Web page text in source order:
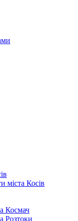
міста Косів
Космач
Розтоки